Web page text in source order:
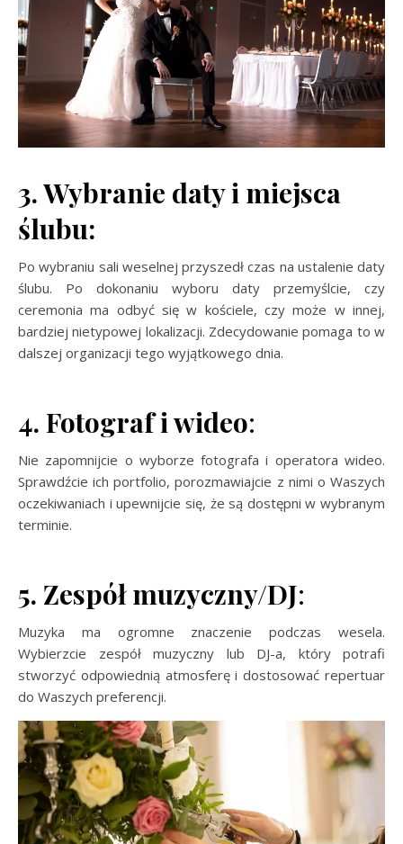
3. Wybranie daty i miejsca
ślubu:
Po wybraniu sali weselnej przyszedł czas na ustalenie daty
ślubu. Po dokonaniu wyboru daty przemyślcie, czy
ceremonia ma odbyć się w kościele, czy może w innej,
bardziej nietypowej lokalizacji. Zdecydowanie pomaga to w
dalszej organizacji tego wyjątkowego dnia.
4. Fotograf i wideo:
Nie zapomnijcie o wyborze fotografa i operatora wideo.
Sprawdźcie ich portfolio, porozmawiajcie z nimi o Waszych
oczekiwaniach i upewnijcie się, że są dostępni w wybranym
terminie.
5. Zespół muzyczny/DJ:
Muzyka ma ogromne znaczenie podczas wesela.
Wybierzcie zespół muzyczny lub DJ-a, który potrafi
stworzyć odpowiednią atmosferę i dostosować repertuar
do Waszych preferencji.